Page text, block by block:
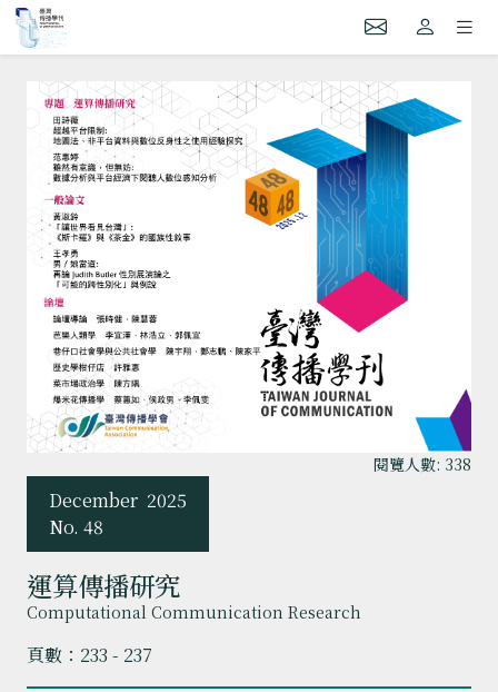
閱覽人數: 338
December 2025
No. 48
運算傳播研究
Computational Communication Research
頁數：233 - 237